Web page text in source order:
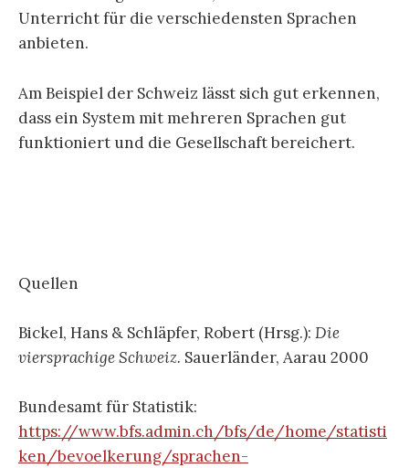
Unterricht für die verschiedensten Sprachen
anbieten.
Am Beispiel der Schweiz lässt sich gut erkennen,
dass ein System mit mehreren Sprachen gut
funktioniert und die Gesellschaft bereichert.
Quellen
Bickel, Hans & Schläpfer, Robert (Hrsg.): Die
viersprachige Schweiz. Sauerländer, Aarau 2000
Bundesamt für Statistik:
https://www.bfs.admin.ch/bfs/de/home/statisti
ken/bevoelkerung/sprachen-